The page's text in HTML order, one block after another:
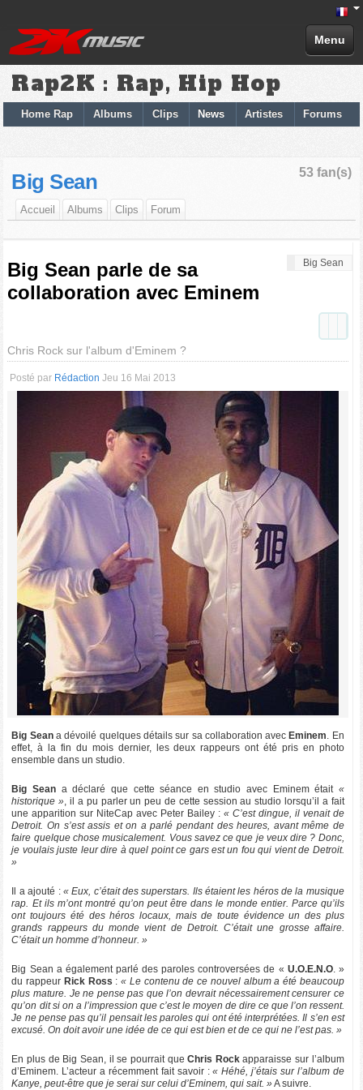
Menu
Rap2K : Rap, Hip Hop
Home Rap Albums Clips News Artistes Forums
53 fan(s)
Big Sean
Accueil Albums Clips Forum
Big Sean
Big Sean parle de sa
collaboration avec Eminem
Chris Rock sur l'album d'Eminem ?
Posté par Rédaction Jeu 16 Mai 2013
Big Seana dévoilé quelques détails sur sa collaboration avec Eminem. En
effet, à la fin du mois dernier, les deux rappeurs ont été pris en photo
ensemble dans un studio.
Big Sean a déclaré que cette séance en studio avec Eminem était «
historique », il a pu parler un peu de cette session au studio lorsqu’il a fait
une apparition sur NiteCap avec Peter Bailey : « C’est dingue, il venait de
Detroit. On s’est assis et on a parlé pendant des heures, avant même de
faire quelque chose musicalement. Vous savez ce que je veux dire ? Donc,
je voulais juste leur dire à quel point ce gars est un fou qui vient de Detroit.
»
Il a ajouté :« Eux, c’était des superstars. Ils étaient les héros de la musique
rap. Et ils m’ont montré qu’on peut être dans le monde entier. Parce qu’ils
ont toujours été des héros locaux, mais de toute évidence un des plus
grands rappeurs du monde vient de Detroit. C’était une grosse affaire.
C’était un homme d’honneur. »
Big Sean a également parlé des paroles controversées de « U.O.E.N.O. »
du rappeur Rick Ross :« Le contenu de ce nouvel album a été beaucoup
plus mature. Je ne pense pas que l’on devrait nécessairement censurer ce
qu’on dit si on a l’impression que c’est le moyen de dire ce que l’on ressent.
Je ne pense pas qu’il pensait les paroles qui ont été interprétées. Il s’en est
excusé. On doit avoir une idée de ce qui est bien et de ce qui ne l’est pas. »
En plus de Big Sean, il se pourrait queChris Rockapparaisse sur l’album
d’Eminem. L’acteur a récemment fait savoir :« Héhé, j’étais sur l’album de
Kanye, peut-être que je serai sur celui d’Eminem, qui sait. »A suivre.